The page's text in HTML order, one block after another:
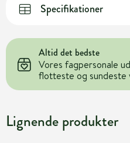
Specifikationer
Altid det bedste
Vores fagpersonale
flotteste og sundeste
Lignende produkter